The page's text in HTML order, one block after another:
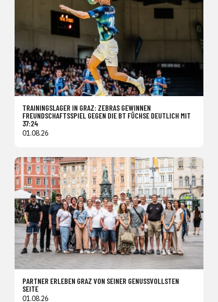
TRAININGSLAGER IN GRAZ: ZEBRAS GEWINNEN
FREUNDSCHAFTSSPIEL GEGEN DIE BT FÜCHSE DEUTLICH MIT
37:24
01.08.26
PARTNER ERLEBEN GRAZ VON SEINER GENUSSVOLLSTEN
SEITE
01.08.26